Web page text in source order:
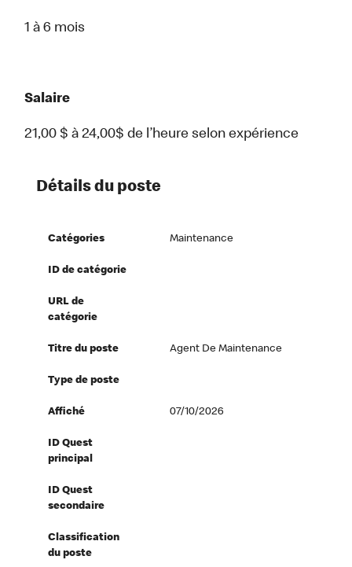
1 à 6 mois
Salaire
21,00 $ à 24,00$ de l’heure selon expérience
Détails du poste
Catégories Maintenance
ID de catégorie
URL de
catégorie
Titre du poste Agent De Maintenance
Type de poste
Affiché 07/10/2026
ID Quest
principal
ID Quest
secondaire
Classification
du poste